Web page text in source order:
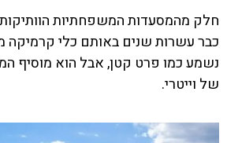
חלק מהמסעדות המשפחתיות
כבר עשרות שנים באותם כלי קרמיקה
נשמע כמו פרט קטן, אבל הוא מוסיף
של וייטרי.